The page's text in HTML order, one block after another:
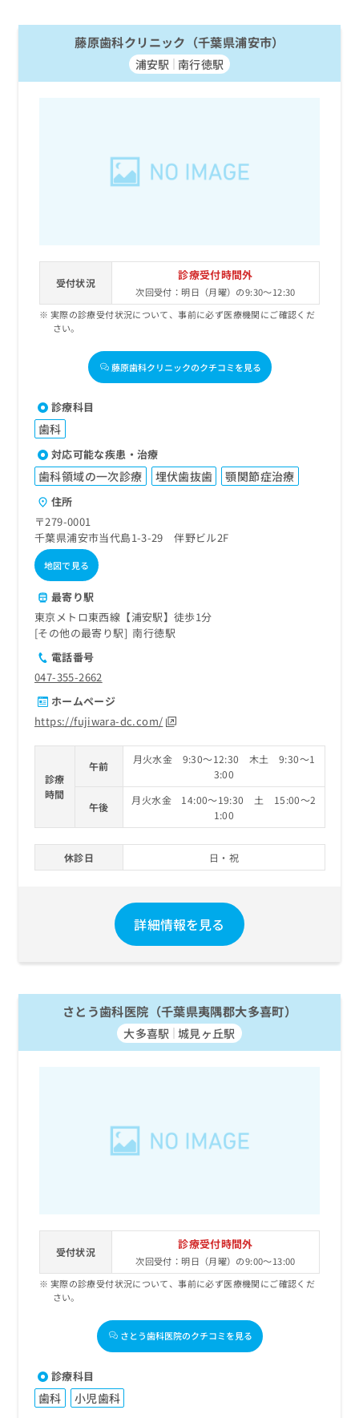
藤原歯科クリニック（千葉県浦安市）
浦安駅 南行徳駅
受付状況
診療受付時間外
次回受付：明日（月曜）の9:30～12:30
実際の診療受付状況について、事前に必ず医療機関にご確認くだ
さい。
藤原歯科クリニックのクチコミを見る
診療科目
歯科
対応可能な疾患・治療
歯科領域の一次診療 埋伏歯抜歯 顎関節症治療
住所
〒279-0001
千葉県浦安市当代島1-3-29 伴野ビル2F
地図で見る
最寄り駅
東京メトロ東西線【浦安駅】徒歩1分
その他の最寄り駅
南行徳駅
電話番号
047-355-2662
ホームページ
https://fujiwara-dc.com/
診療
時間
午前
月火水金 9:30～12:30 木土 9:30～1
3:00
午後
月火水金 14:00～19:30 土 15:00～2
1:00
休診日 日・祝
詳細情報を見る
さとう歯科医院（千葉県夷隅郡大多喜町）
大多喜駅 城見ヶ丘駅
受付状況
診療受付時間外
次回受付：明日（月曜）の9:00～13:00
実際の診療受付状況について、事前に必ず医療機関にご確認くだ
さい。
さとう歯科医院のクチコミを見る
診療科目
歯科 小児歯科